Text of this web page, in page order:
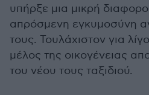
υπήρξε μια μικρή
απρόσµενη εγκυµοσύνη
τους. Τουλάχιστον για
μέλος της οικογένειας
του νέου τους ταξιδιού.